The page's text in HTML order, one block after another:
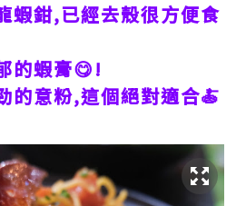
蝦鉗,已經去殼很方便食
的蝦膏😋!
的意粉,這個絕對適合🍝